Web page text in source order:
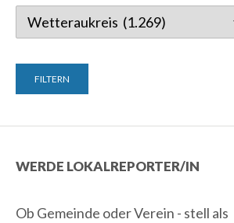
WERDE LOKALREPORTER/IN
Ob Gemeinde oder Verein - stell als